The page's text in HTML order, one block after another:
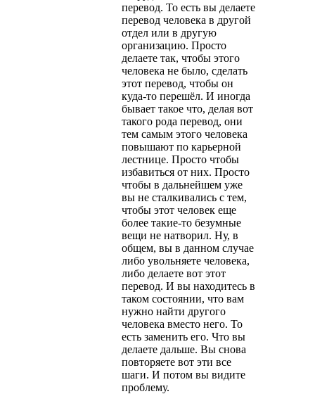
перевод. То есть вы делаете
перевод человека в другой
отдел или в другую
организацию. Просто
делаете так, чтобы этого
человека не было, сделать
этот перевод, чтобы он
куда-то перешёл. И иногда
бывает такое что, делая вот
такого рода перевод, они
тем самым этого человека
повышают по карьерной
лестнице. Просто чтобы
избавиться от них. Просто
чтобы в дальнейшем уже
вы не сталкивались с тем,
чтобы этот человек еще
более такие-то безумные
вещи не натворил. Ну, в
общем, вы в данном случае
либо увольняете человека,
либо делаете вот этот
перевод. И вы находитесь в
таком состоянии, что вам
нужно найти другого
человека вместо него. То
есть заменить его. Что вы
делаете дальше. Вы снова
повторяете вот эти все
шаги. И потом вы видите
проблему.